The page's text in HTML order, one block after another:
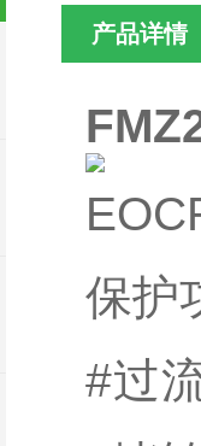
产品详情
保护
#过